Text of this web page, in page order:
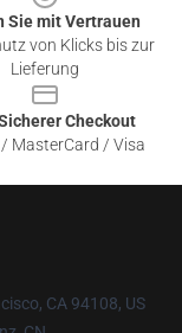
Sie mit Vertrauen
von Klicks bis zur
Lieferung
Checkout
MasterCard / Visa
CA 94108, US